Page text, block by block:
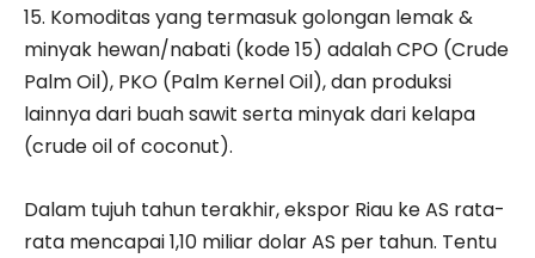
15. Komoditas yang termasuk golongan lemak &
minyak hewan/nabati (kode 15) adalah CPO (Crude
Palm Oil), PKO (Palm Kernel Oil), dan produksi
lainnya dari buah sawit serta minyak dari kelapa
(crude oil of coconut).
Dalam tujuh tahun terakhir, ekspor Riau ke AS rata-
rata mencapai 1,10 miliar dolar AS per tahun. Tentu